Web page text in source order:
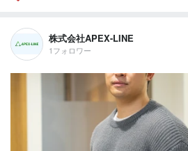
株式会社APEX-LINE
1フォロワー